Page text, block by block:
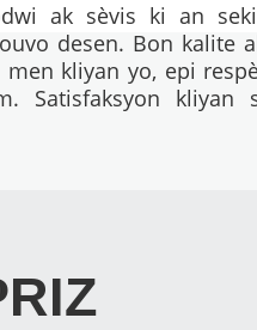
ak sèvis ki an
desen. Bon kalite
kliyan yo, epi
Satisfaksyon